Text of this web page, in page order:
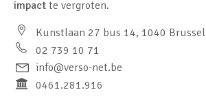
impact te vergroten.
Kunstlaan 27 bus 14, 1040 Brussel
02 739 10 71
info@verso-net.be
0461.281.916